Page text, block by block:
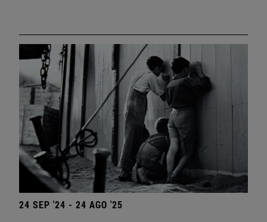
24 SEP '24 - 24 AGO '25